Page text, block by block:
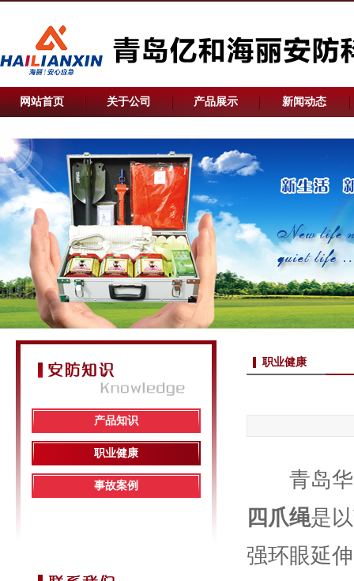
网站首页 关于公司 产品展示 新闻动态
产品知识
职业健康
事故案例
职业健康
青岛华
四爪绳是
强环眼延